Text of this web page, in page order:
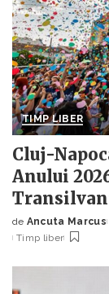
TIMP LIBER
Cluj-
Anului
Posted
by
de Ancuta Marcus
Timp liber